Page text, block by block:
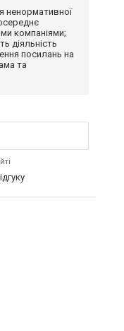
ненормативної
компаніями;
діяльність
посилань на
та